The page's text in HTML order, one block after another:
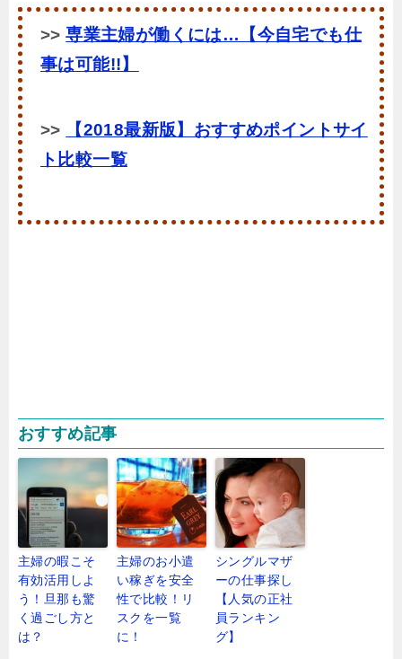
>>専業主婦が働くには…【今自宅でも仕
事は可能!!】
>>
【2018最新版】おすすめポイントサイ
ト比較一覧
おすすめ記事
主婦の暇こそ
有効活用しよ
う！旦那も驚
く過ごし方と
は？
主婦のお小遣
い稼ぎを安全
性で比較！リ
スクを一覧
に！
シングルマザ
ーの仕事探し
【人気の正社
員ランキン
グ】